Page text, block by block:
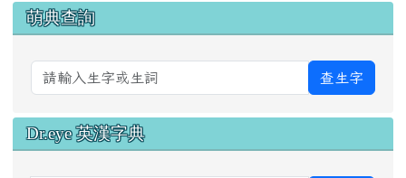
萌典查詢
查生字
Dr.eye 英漢字典